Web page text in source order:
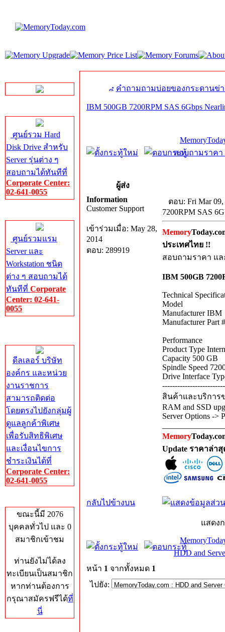
ศูนย์รวม Hard
Disk Drive สำหรับ
Server รุ่นต่าง ๆ
สอบถามได้ทันทีที่
Corporate Center:
02-641-0055
ศูนย์รวมแรม
Server และ
Workstation ชนิด
ต่าง ๆ สอบถามได้
ทันทีที่ Corporate
Center: 02-641-
0055
ดีลเลอร์ บริษัท
องค์กร และหน่วย
งานราชการ
สามารถติดต่อ
โดยตรงไปยังกลุ่มผู้
ดูแลลูกค้าพิเศษ
เพื่อรับสิทธิพิเศษ
และเงื่อนไขการ
ชำระเงินได้ที่
Corporate Center:
02-641-0055
ขณะนี้มี 2076
บุคคลทั่วไป และ 0
สมาชิกเข้าชม
ท่านยังไม่ได้ลง
ทะเบียนเป็นสมาชิก
หากท่านต้องการ
กรุณาสมัครฟรีได้ที่
นี่
คำถามถามบ่อยของกระดานข่
IBM 500GB 7200RPM SAS 6Gbps
สอบถามราคา
ผู้ส่ง
Information
Customer Support
เข้าร่วมเมื่อ: May 28,
2014
ตอบ: 289919
ตอบ: Fri Mar 09,
7200RPM SAS
Memory
ประเทศไทย !!
สอบถามราคา แล
IBM 500GB
Technical
Model
Manufacturer IBM
Manufacturer Part
Performance
Product Type
Capacity 500 GB
Spindle Speed
Drive Interface
สินค้าและบริการ
RAM and SSD
Server Options ->
Memory
Update ราคาล่า
กลับไปข้างบน
แสดง
HDD and
หน้า 1 จากทั้งหมด 1
ไปยัง: